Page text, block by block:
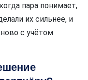
пара понимает,
их сильнее, и
с учётом